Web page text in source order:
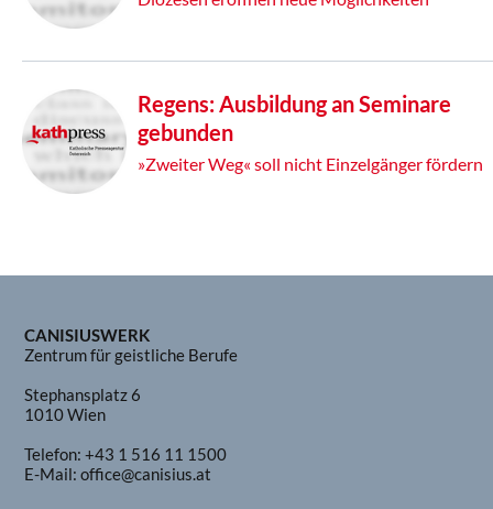
Regens: Ausbildung an Seminare
gebunden
»Zweiter Weg« soll nicht Einzelgänger fördern
CANISIUSWERK
Zentrum für geistliche Berufe
Stephansplatz 6
1010 Wien
Telefon:+43 1 516 11 1500
E-Mail:office@canisius.at